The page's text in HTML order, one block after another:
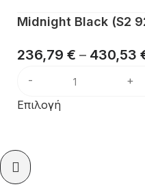
Midnight Black (S2
236,79 € – 430,53
Επιλογή